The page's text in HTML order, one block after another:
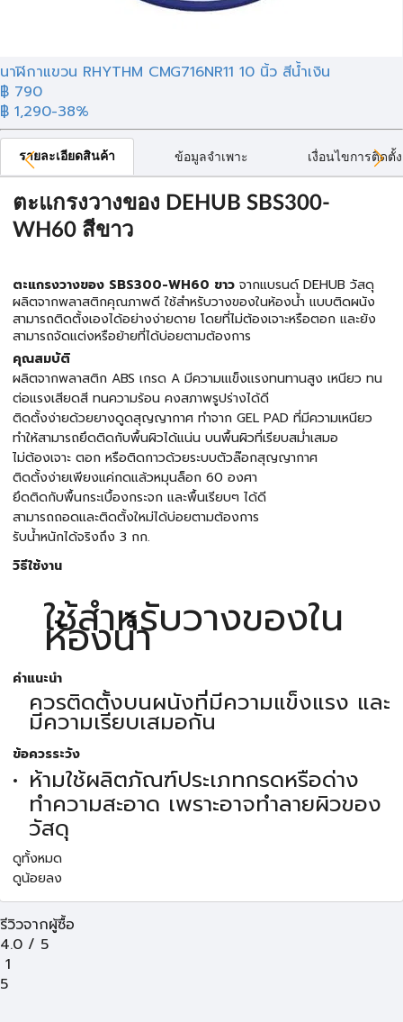
นาฬิกาแขวน RHYTHM CMG716NR11 10 นิ้ว สีน้ำเงิน
฿ 790
฿ 1,290-38%
รายละเอียดสินค้า ข้อมูลจำเพาะ เงื่อนไขการติดตั้ง
ตะแกรงวางของ DEHUB SBS300-
WH60 สีขาว
ตะแกรงวางของ SBS300-WH60 ขาว จากแบรนด์ DEHUB วัสดุ
ผลิตจากพลาสติกคุณภาพดี ใช้สำหรับวางของในห้องน้ำ แบบติดผนัง
สามารถติดตั้งเองได้อย่างง่ายดาย โดยที่ไม่ต้องเจาะหรือตอก และยัง
สามารถจัดแต่งหรือย้ายที่ได้บ่อยตามต้องการ
คุณสมบัติ
ผลิตจากพลาสติก ABS เกรด A มีความเเเข็งเเรงทนทานสูง เหนียว ทน
ต่อแรงเสียดสี ทนความร้อน คงสภาพรูปร่างได้ดี
ติดตั้งง่ายด้วยยางดูดสุญญากาศ ทำจาก GEL PAD ที่มีความเหนียว
ทำให้สามารถยึดติดกับพื้นผิวได้แน่น บนพื้นผิวที่เรียบสม่ำเสมอ
ไม่ต้องเจาะ ตอก หรือติดกาวด้วยระบบตัวล๊อกสุญญากาศ
ติดตั้งง่ายเพียงแค่กดแล้วหมุนล็อก 60 องศา
ยึดติดกับพื้นกระเบื้องกระจก และพื้นเรียบๆ ได้ดี
สามารถถอดและติดตั้งใหม่ได้บ่อยตามต้องการ
รับน้ำหนักได้จริงถึง 3 กก.
วิธีใช้งาน
ใช้สำหรับวางของใน
ห้องน้ำ
คำแนะนำ
ควรติดตั้งบนผนังที่มีความแข็งแรง และ
มีความเรียบเสมอกัน
ข้อควรระวัง
ห้ามใช้ผลิตภัณฑ์ประเภทกรดหรือด่าง
ทำความสะอาด เพราะอาจทำลายผิวของ
วัสดุ
ดูทั้งหมด
ดูน้อยลง
รีวิวจากผู้ซื้อ
4.0 / 5
1
5